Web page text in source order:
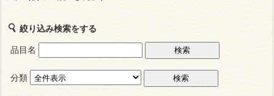
絞り込み検索をする
品目名
分類